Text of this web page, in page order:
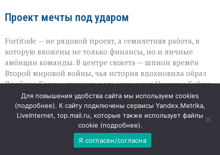
Проект мечты под ударом
Fortitude — не рядовой проект, а семилетняя работа, в
которую вложены не только финансы, но и личные
амбиции команды. В центре сюжета — шпион времён
Второй мировой войны, чья история вдохновила образ
Джеймса Бонда; главную роль исполнил Николас Кейдж.
Потеря контроля над мастер‑копией ставит под угрозу
весь дальнейший путь картины: от продаж прав до
наградного сезона. Для индустрии этот случай
становится тревожным сигналом: даже при работе с
гигантами вопрос безопасности материалов остаётся
критически важным, а публичная риторика способна
Для повышения удобства сайта мы используем cookies
(подробнее). К сайту подключены сервисы Yandex.Metrika,
LiveInternet, top.mail.ru, которые также использует файлы
cookie (подробнее).
Я согласен/согласна